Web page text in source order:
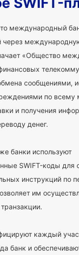
международный
«Общество
сообщениями,
по всему
и получения
денег.
банки используют
SWIFT-коды для
инструкций по
им
каждый
банк и